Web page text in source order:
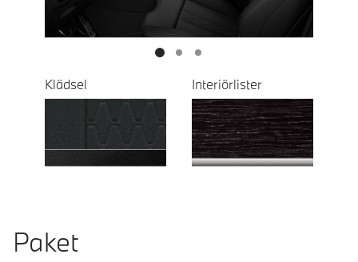
Klädsel Interiörlister
Paket